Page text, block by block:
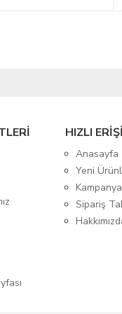
HIZLI
Anasayfa
Yeni
Sipariş